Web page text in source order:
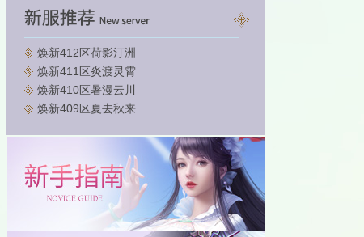
焕新412区荷影汀洲
焕新411区炎渡灵霄
焕新410区暑漫云川
焕新409区夏去秋来